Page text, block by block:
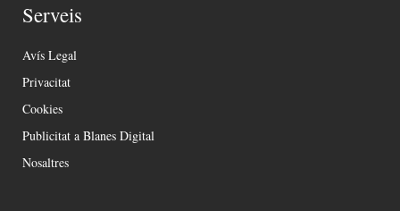
Serveis
Avís Legal
Privacitat
Cookies
Publicitat a Blanes Digital
Nosaltres